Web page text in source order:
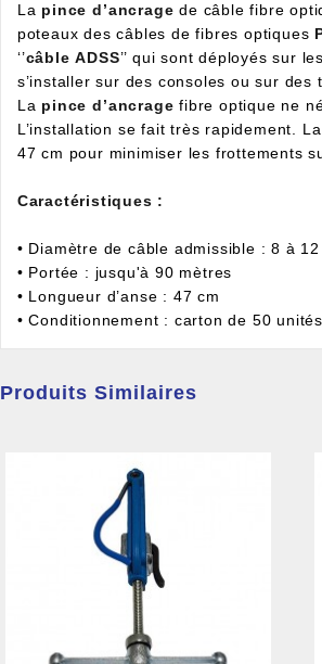
La pince d’ancrage de câble fibre
poteaux des câbles de fibres optiques
‘’câble ADSS’’ qui sont déployés sur
s’installer sur des consoles ou sur des
La pince d’ancrage fibre optique ne
L’installation se fait très rapidement. La
47 cm pour minimiser les frottements
Caractéristiques :
• Diamètre de câble admissible : 8 à 12
• Portée : jusqu'à 90 mètres
• Longueur d’anse : 47 cm
• Conditionnement : carton de 50 unités
Produits Similaires